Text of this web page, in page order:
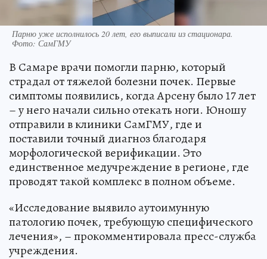
Парню уже исполнилось 20 лет, его выписали из стационара.
Фото: СамГМУ
В Самаре врачи помогли парню, который
страдал от тяжелой болезни почек. Первые
симптомы появились, когда Арсену было 17 лет
– у него начали сильно отекать ноги. Юношу
отправили в клиники СамГМУ, где и
поставили точный диагноз благодаря
морфологической верификации. Это
единственное медучреждение в регионе, где
проводят такой комплекс в полном объеме.
«Исследование выявило аутоимунную
патологию почек, требующую специфического
лечения», – прокомментировала пресс-служба
учреждения.